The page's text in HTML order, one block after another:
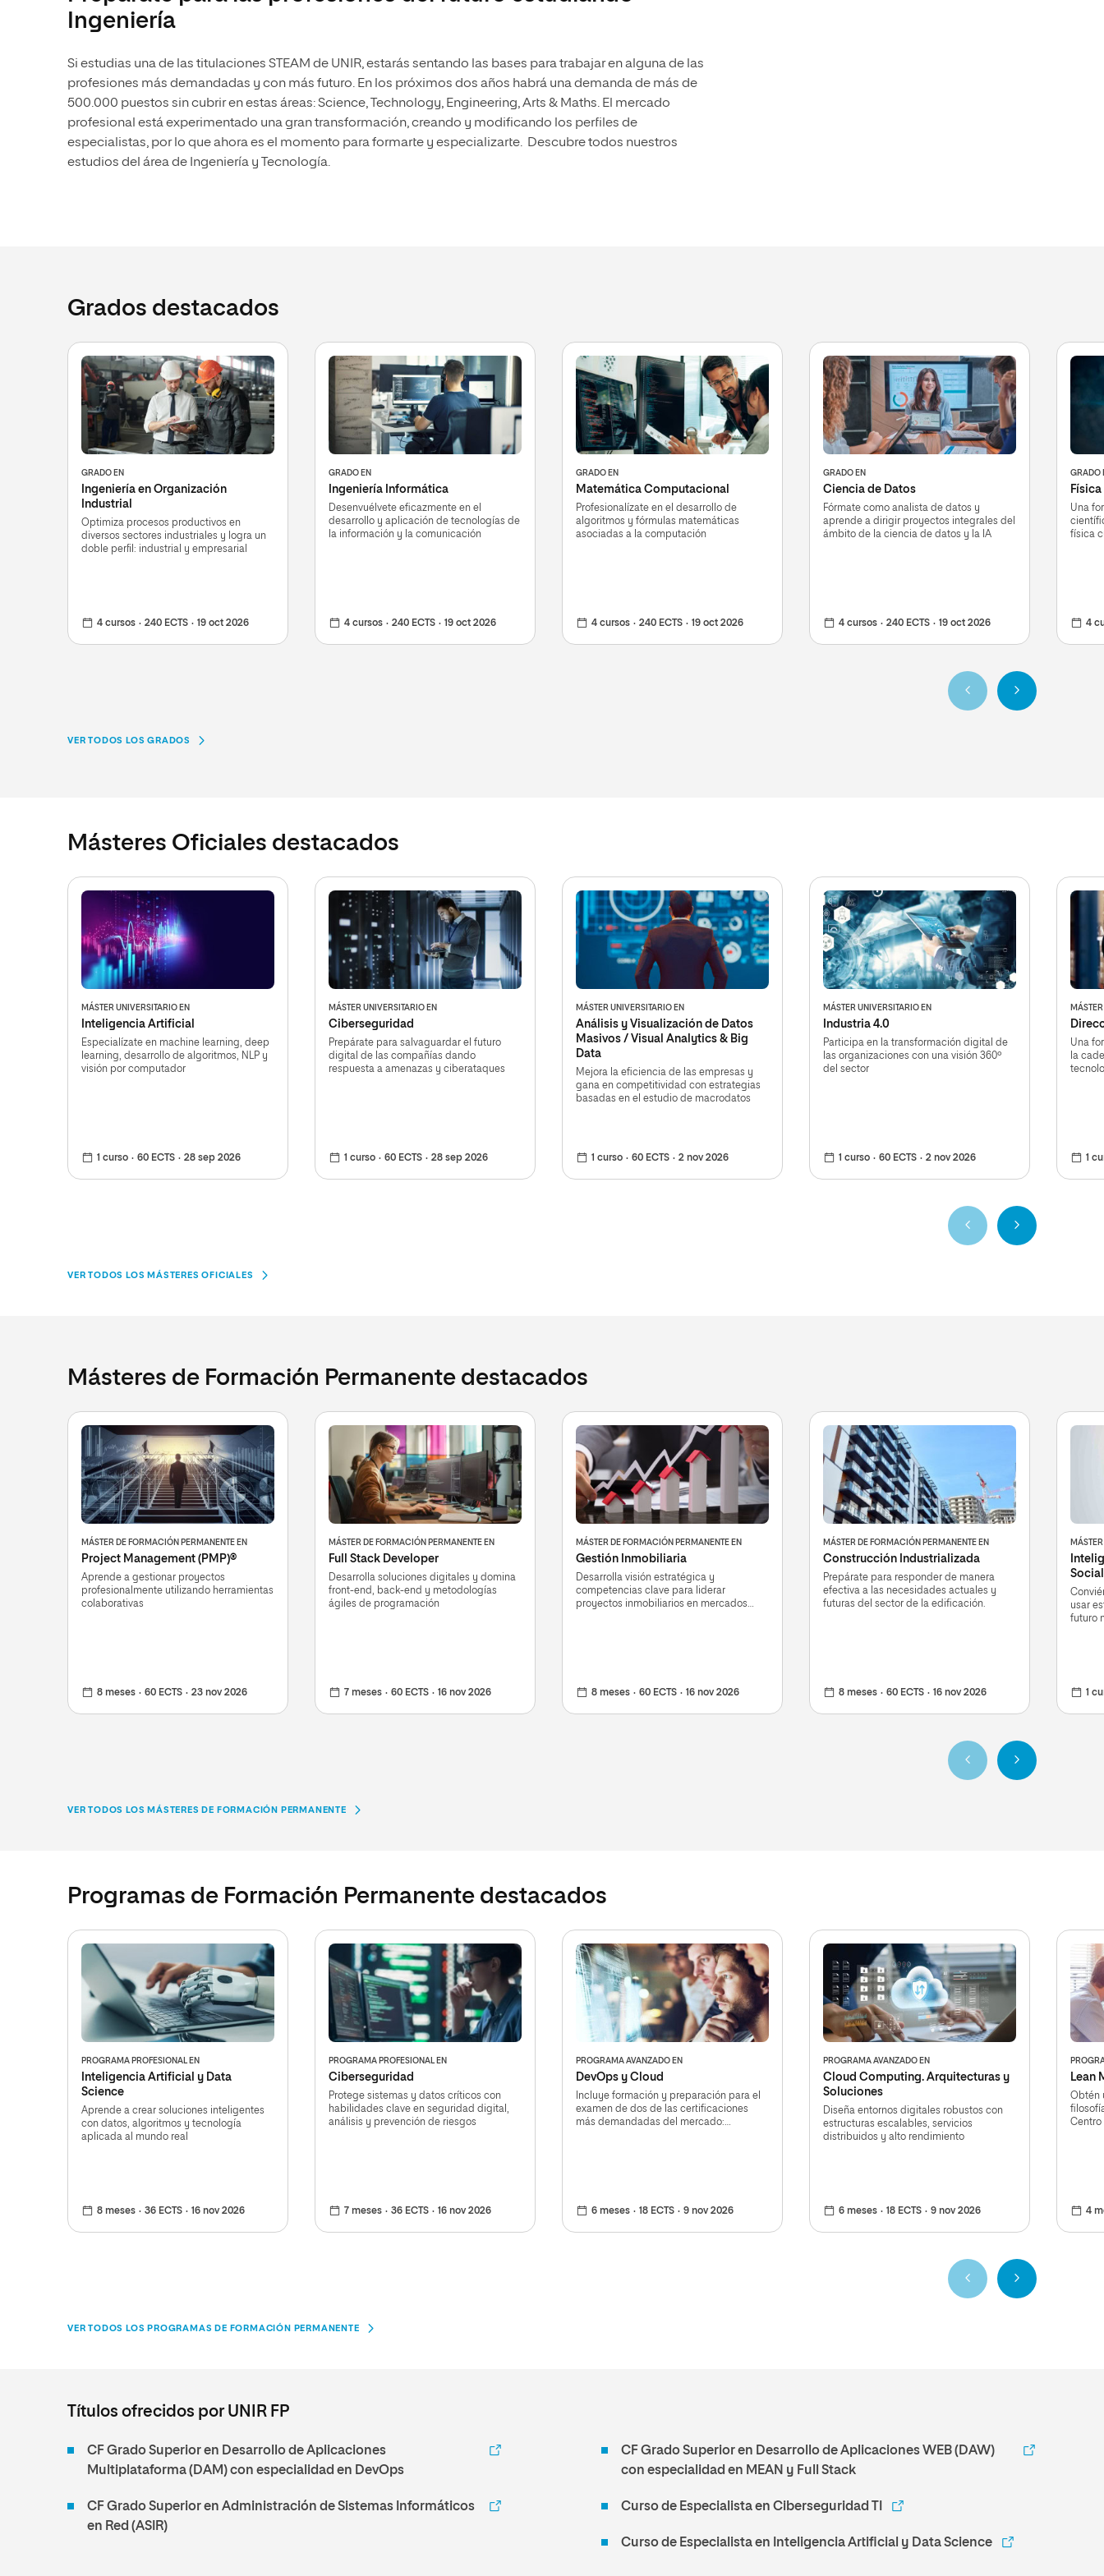
Diseño
Ciencias Sociales
Humanidades
Artes
Música
Ingeniería y Tecnología
Ciencias de la Salud
Ciencias Sociales
Humanidades
Artes
Funcionamiento
Ingeniería
Si estudias una de las titulaciones STEAM de UNIR, estarás sentando las bases para trabajar en alguna de las
profesiones más demandadas y con más futuro. En los próximos dos años habrá una demanda de más de
500.000 puestos sin cubrir en estas áreas: Science, Technology, Engineering, Arts & Maths. El mercado
profesional está experimentado una gran transformación, creando y modificando los perfiles de
especialistas, por lo que ahora es el momento para formarte y especializarte. Descubre todos nuestros
estudios del área de Ingeniería y Tecnología.
Grados destacados
GRADO EN
Ingeniería en Organización
Industrial
Optimiza procesos productivos en
diversos sectores industriales y logra un
doble perfil: industrial y empresarial
4 cursos 240 ECTS 19 oct 2026
GRADO EN
Ingeniería Informática
Desenvuélvete eficazmente en el
desarrollo y aplicación de tecnologías de
la información y la comunicación
4 cursos 240 ECTS 19 oct 2026
GRADO EN
Matemática Computacional
Profesionalízate en el desarrollo de
algoritmos y fórmulas matemáticas
asociadas a la computación
4 cursos 240 ECTS 19 oct 2026
GRADO EN
Ciencia de Datos
Fórmate como analista de datos y
aprende a dirigir proyectos integrales del
ámbito de la ciencia de datos y la IA
4 cursos 240 ECTS 19 oct 2026
GRADO
Física
Una
física
4
VER TODOS LOS GRADOS
Másteres Oficiales destacados
MÁSTER UNIVERSITARIO EN
Inteligencia Artificial
Especialízate en machine learning, deep
learning, desarrollo de algoritmos, NLP y
visión por computador
1 curso 60 ECTS 28 sep 2026
MÁSTER UNIVERSITARIO EN
Ciberseguridad
Prepárate para salvaguardar el futuro
digital de las compañías dando
respuesta a amenazas y ciberataques
1 curso 60 ECTS 28 sep 2026
MÁSTER UNIVERSITARIO EN
Análisis y Visualización de Datos
Masivos / Visual Analytics & Big
Data
Mejora la eficiencia de las empresas y
gana en competitividad con estrategias
basadas en el estudio de macrodatos
1 curso 60 ECTS 2 nov 2026
MÁSTER UNIVERSITARIO EN
Industria 4.0
Participa en la transformación digital de
las organizaciones con una visión 360º
del sector
1 curso 60 ECTS 2 nov 2026
Una
la
1
VER TODOS LOS MÁSTERES OFICIALES
Másteres de Formación Permanente destacados
MÁSTER DE FORMACIÓN PERMANENTE EN
Project Management (PMP)®
Aprende a gestionar proyectos
profesionalmente utilizando herramientas
colaborativas
8 meses 60 ECTS 23 nov 2026
MÁSTER DE FORMACIÓN PERMANENTE EN
Full Stack Developer
Desarrolla soluciones digitales y domina
front-end, back-end y metodologías
ágiles de programación
7 meses 60 ECTS 16 nov 2026
MÁSTER DE FORMACIÓN PERMANENTE EN
Gestión Inmobiliaria
Desarrolla visión estratégica y
competencias clave para liderar
proyectos inmobiliarios en mercados
8 meses 60 ECTS 16 nov 2026
MÁSTER DE FORMACIÓN PERMANENTE EN
Construcción Industrializada
Prepárate para responder de manera
efectiva a las necesidades actuales y
futuras del sector de la edificación.
8 meses 60 ECTS 16 nov 2026
Social
usar
futuro
1
VER TODOS LOS MÁSTERES DE FORMACIÓN PERMANENTE
Programas de Formación Permanente destacados
PROGRAMA PROFESIONAL EN
Inteligencia Artificial y Data
Science
Aprende a crear soluciones inteligentes
con datos, algoritmos y tecnología
aplicada al mundo real
8 meses 36 ECTS 16 nov 2026
PROGRAMA PROFESIONAL EN
Ciberseguridad
Protege sistemas y datos críticos con
habilidades clave en seguridad digital,
análisis y prevención de riesgos
7 meses 36 ECTS 16 nov 2026
PROGRAMA AVANZADO EN
DevOps y Cloud
Incluye formación y preparación para el
examen de dos de las certificaciones
más demandadas del mercado:
6 meses 18 ECTS 9 nov 2026
PROGRAMA AVANZADO EN
Cloud Computing. Arquitecturas y
Soluciones
Diseña entornos digitales robustos con
estructuras escalables, servicios
distribuidos y alto rendimiento
6 meses 18 ECTS 9 nov 2026
Lean
Obtén
Centro
4
VER TODOS LOS PROGRAMAS DE FORMACIÓN PERMANENTE
Títulos ofrecidos por UNIR FP
CF Grado Superior en Desarrollo de Aplicaciones
Multiplataforma (DAM) con especialidad en DevOps
CF Grado Superior en Administración de Sistemas Informáticos
en Red (ASIR)
CF Grado Superior en Desarrollo de Aplicaciones WEB (DAW)
con especialidad en MEAN y Full Stack
Curso de Especialista en Ciberseguridad TI
Curso de Especialista en Inteligencia Artificial y Data Science